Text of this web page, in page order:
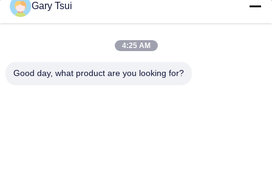
Liens Rapides
Au Sujet De Nous
Visite D'usine
Contrôle De Qualité
Gary Tsui
4:25 AM
Good day, what product are you looking for?